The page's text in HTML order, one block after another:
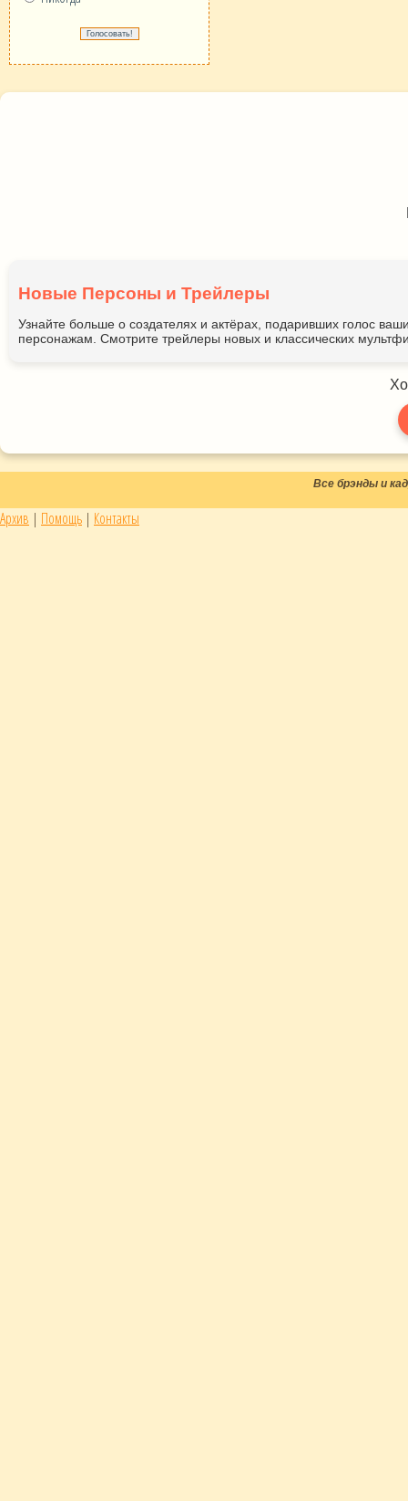
Новые Персоны и Трейлеры
Узнайте больше о создателях и актёрах, подаривших голос
персонажам. Смотрите трейлеры новых и классических
Все брэнды и
Архив | Помощь | Контакты